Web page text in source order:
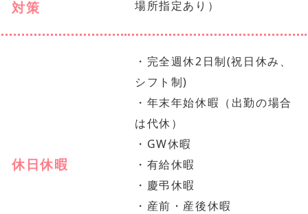
対策
場所指定あり）
休日休暇
・完全週休2日制(祝日休み、
シフト制)
・年末年始休暇（出勤の場合
は代休）
・GW休暇
・有給休暇
・慶弔休暇
・産前・産後休暇